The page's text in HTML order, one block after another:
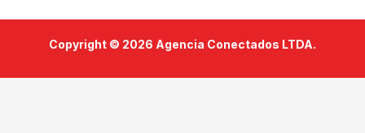
Copyright © 2026 Agencia Conectados LTDA.